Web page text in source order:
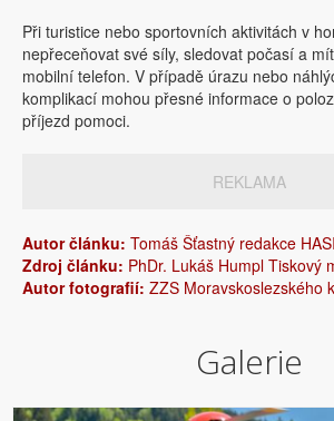
Při turistice nebo sportovních aktivitách v
nepřeceňovat své síly, sledovat počasí a
mobilní telefon. V případě úrazu nebo
komplikací mohou přesné informace o
příjezd pomoci.
REKLAMA
Autor článku: Tomáš Šťastný redakce
Zdroj článku: PhDr. Lukáš Humpl Tiskový
Autor fotografií: ZZS Moravskoslezského
Galerie